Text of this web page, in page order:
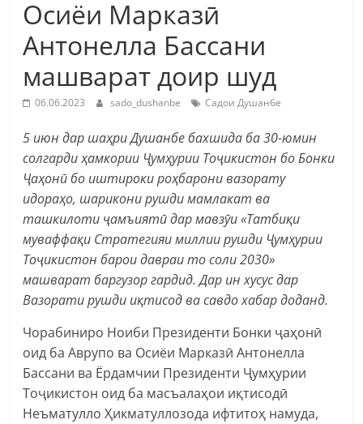
Осиёи Марказӣ
Антонелла Бассани
машварат доир шуд
06.06.2023 sado_dushanbe Садои Душанбе
5 июн дар шаҳри Душанбе бахшида ба 30-юмин
солгарди ҳамкории Ҷумҳурии Тоҷикистон бо Бонки
Ҷаҳонӣ бо иштироки роҳбарони вазорату
идораҳо, шарикони рушди мамлакат ва
ташкилоти ҷамъиятӣ дар мавзӯи «Татбиқи
муваффақи Стратегияи миллии рушди Ҷумҳурии
Тоҷикистон барои давраи то соли 2030»
машварат баргузор гардид. Дар ин хусус дар
Вазорати рушди иқтисод ва савдо хабар доданд.
Чорабиниро Ноиби Президенти Бонки ҷаҳонӣ
оид ба Аврупо ва Осиёи Марказӣ Антонелла
Бассани ва Ёрдамчии Президенти Ҷумҳурии
Тоҷикистон оид ба масъалаҳои иқтисодӣ
Неъматулло Ҳикматуллозода ифтитоҳ намуда,